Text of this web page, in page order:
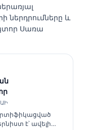
ներդրումները և
Սառա
է՝ ավելի